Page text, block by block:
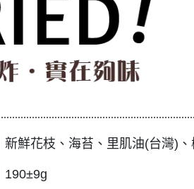
新鮮花枝、海苔、里肌油(台灣)
190±9g